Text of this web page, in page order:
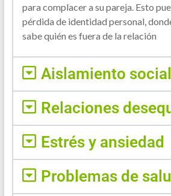
para complacer a su pareja. Esto
pérdida de identidad personal,
sabe quién es fuera de la relación
Aislamiento social
Relaciones
Estrés y ansiedad
Problemas de